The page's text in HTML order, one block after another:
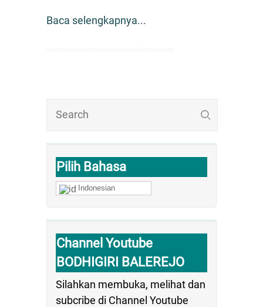
Baca selengkapnya...
Pilih Bahasa
Indonesian
Channel Youtube
BODHIGIRI BALEREJO
Silahkan membuka, melihat dan
subcribe di Channel Youtube